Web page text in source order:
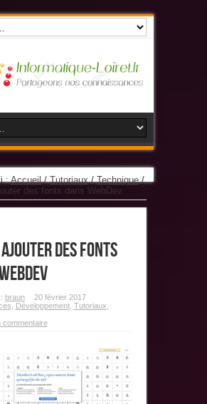
:Accueil/Tutoriaux/Technique/
des fonts dans WebDev
Ajouter des fonts
braun
20 février 2017
Développement, Tutoriaux
commentaire